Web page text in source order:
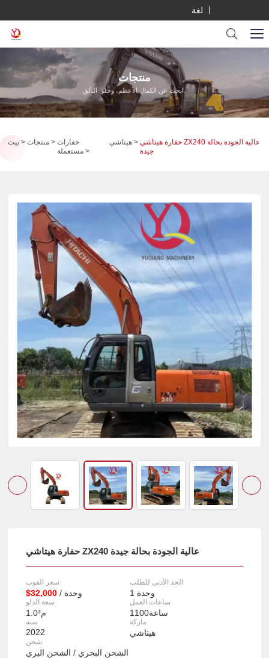
لغة
منتجات
ابحث عن الكمال الأعظم، وخلق التألق.
بيت منتجات
حفارات
مستعملة
هيتاشي
حفارة هيتاشي ZX240 عالية الجودة بحالة
جيدة
حفارة هيتاشي ZX240 عالية الجودة بحالة جيدة
سعر الفوب
$32,000 / وحدة
الحد الأدنى للطلب
1 وحدة
سعة الدلو
1.0م³
ساعات العمل
1100ساعة
سنة
2022
ماركة
هيتاشي
شحن
الشحن البحري / الشحن البري